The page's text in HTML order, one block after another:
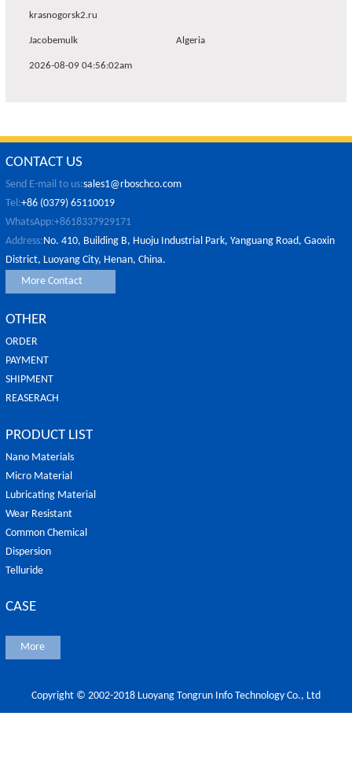
krasnogorsk2.ru
Jacobemulk Algeria
2026-08-09 04:56:02am
CONTACT US
Send E-mail to us:sales1@rboschco.com
Tel:+86 (0379) 65110019
WhatsApp:+8618337929171
Address: No. 410, Building B, Huoju Industrial Park, Yanguang Road, Gaoxin
District, Luoyang City, Henan, China.
More Contact
OTHER
ORDER
PAYMENT
SHIPMENT
REASERACH
PRODUCT LIST
Nano Materials
Micro Material
Lubricating Material
Wear Resistant
Common Chemical
Dispersion
Telluride
CASE
More
Copyright © 2002-2018 Luoyang Tongrun Info Technology Co., Ltd